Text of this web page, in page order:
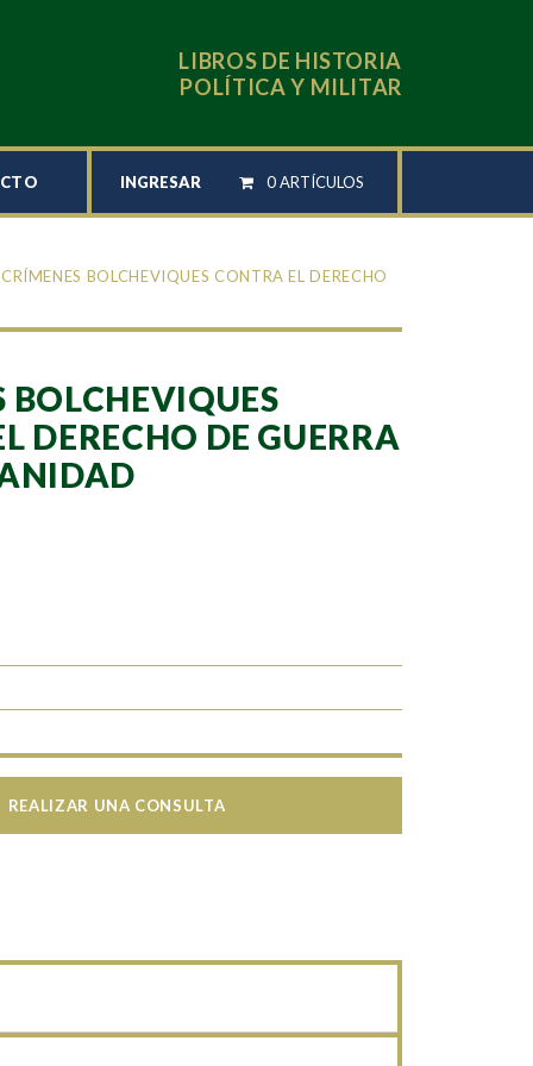
LIBROS DE HISTORIA
POLÍTICA Y MILITAR
INGRESAR 0 ARTÍCULOS
BOLCHEVIQUES CONTRA EL DERECHO
BOLCHEVIQUES
DERECHO DE GUERRA
REALIZAR UNA CONSULTA